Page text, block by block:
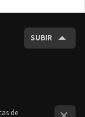
SUBIR
de